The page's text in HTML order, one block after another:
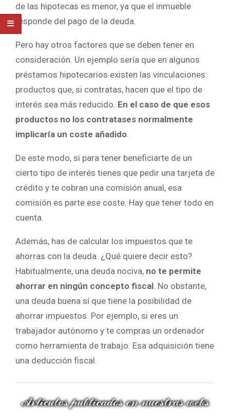
de las hipotecas es menor, ya que el inmueble
responde del pago de la deuda.
Pero hay otros factores que se deben tener en
consideración. Un ejemplo sería que en algunos
préstamos hipotecarios existen las vinculaciones:
productos que, si contratas, hacen que el tipo de
interés sea más reducido. En el caso de que esos
productos no los contratases normalmente
implicaría un coste añadido
De este modo, si para tener beneficiarte de un
cierto tipo de interés tienes que pedir una tarjeta de
crédito y te cobran una comisión anual, esa
comisión es parte ese coste. Hay que tener todo en
cuenta.
Además, has de calcular los impuestos que te
ahorras con la deuda. ¿Qué quiere decir esto?
Habitualmente, una deuda nociva, no te permite
ahorrar en ningún concepto fiscal . No obstante,
una deuda buena sí que tiene la posibilidad de
ahorrar impuestos. Por ejemplo, si eres un
trabajador autónomo y te compras un ordenador
como herramienta de trabajo. Esa adquisición tiene
una deducción fiscal.